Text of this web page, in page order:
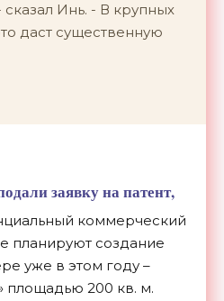
сказал Инь. - В крупных
даст существенную
заявку на патент,
коммерческий
планируют создание
уже в этом году –
площадью 200 кв. м.